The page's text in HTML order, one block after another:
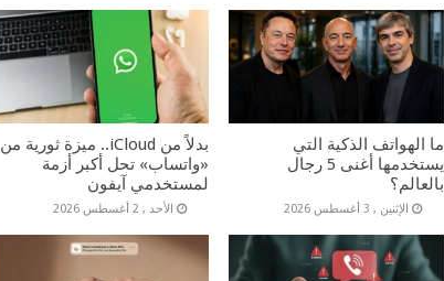
ما الهواتف الذكية التي
يستخدمها أغنى 5 رجال
بالعالم؟
الإثنين , 3 أغسطس 2026
بدلاً من iCloud.. ميزة ثورية من
«واتساب» تحل أكبر أزمة
لمستخدمي آيفون
الأحد , 2 أغسطس 2026